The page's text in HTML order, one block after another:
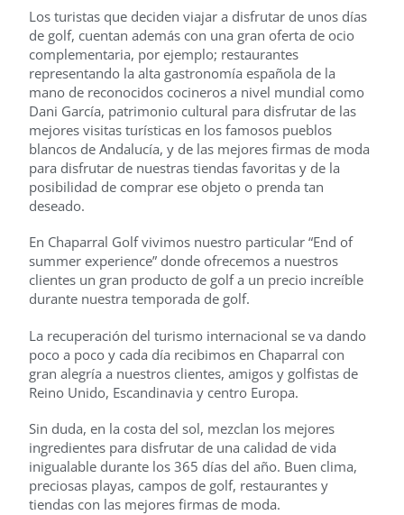
Los turistas que deciden viajar a disfrutar de unos días
de golf, cuentan además con una gran oferta de ocio
complementaria, por ejemplo; restaurantes
representando la alta gastronomía española de la
mano de reconocidos cocineros a nivel mundial como
Dani García, patrimonio cultural para disfrutar de las
mejores visitas turísticas en los famosos pueblos
blancos de Andalucía, y de las mejores firmas de moda
para disfrutar de nuestras tiendas favoritas y de la
posibilidad de comprar ese objeto o prenda tan
deseado.
En Chaparral Golf vivimos nuestro particular “End of
summer experience” donde ofrecemos a nuestros
clientes un gran producto de golf a un precio increíble
durante nuestra temporada de golf.
La recuperación del turismo internacional se va dando
poco a poco y cada día recibimos en Chaparral con
gran alegría a nuestros clientes, amigos y golfistas de
Reino Unido, Escandinavia y centro Europa.
Sin duda, en la costa del sol, mezclan los mejores
ingredientes para disfrutar de una calidad de vida
inigualable durante los 365 días del año. Buen clima,
preciosas playas, campos de golf, restaurantes y
tiendas con las mejores firmas de moda.